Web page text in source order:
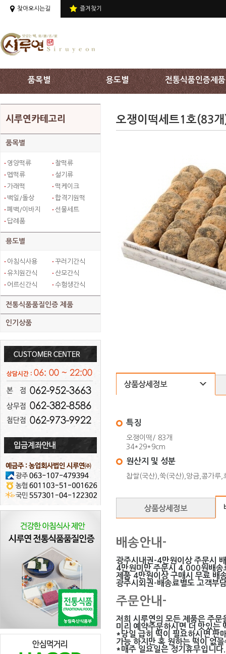
상단 주메뉴 바로가기
찾아오시는길 즐겨찾기
품목별 용도별 전통식품인증제품
시루연카테고리
품목별
영양떡류
찰떡류
멥떡류
설기류
가래떡
떡케이크
백일/돌상
합격기원떡
폐백/이바지
선물세트
답례품
용도별
아침식사용
꾸러기간식
유치원간식
산모간식
어르신간식
수험생간식
전통식품품질인증 제품
인기상품
오쟁이떡세트1호(83
특징
오쟁이떡/ 83개
34*29*9cm
원산지 및 성분
찹쌀(국산),쑥(국산),앙금,콩가루,
배송안내-
광주시내권-4만원이상 주문시
4만원미만 주문시 4,000원배송
제품 4만원이상 구매시 무료 배
광주시외권-배송료별도 고객부
주문안내-
저희 시루연의 모든 제품은 주
미리 예약주문하시면 더 맛있는
*당일 급히 떡이 필요하시면 판
가능 하지만 혹 원하는 떡이 없
*매주 일요일은 정기휴무입니다.